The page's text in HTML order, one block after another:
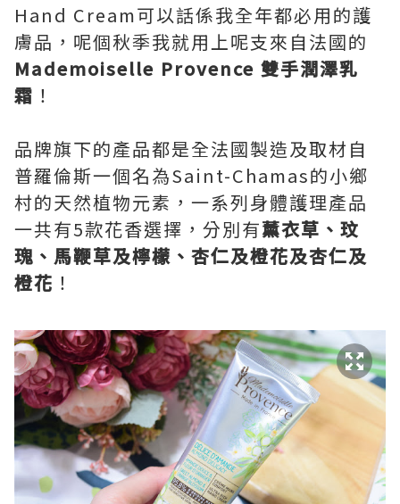
Hand Cream可以話係我全年都必用的護
膚品，呢個秋季我就用上呢支來自法國的
Mademoiselle Provence 雙手潤澤乳
霜 ！
品牌旗下的產品都是全法國製造及取材自
普羅倫斯一個名為Saint-Chamas的小鄉
村的天然植物元素，一系列身體護理產品
一共有5款花香選擇，分別有薰衣草 、 玟
瑰 、 馬鞭草及檸檬 、 杏仁及橙花及杏仁及
橙花 ！